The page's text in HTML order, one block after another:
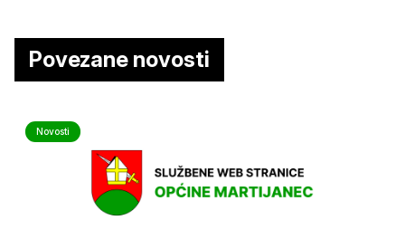
Povezane novosti
Novosti